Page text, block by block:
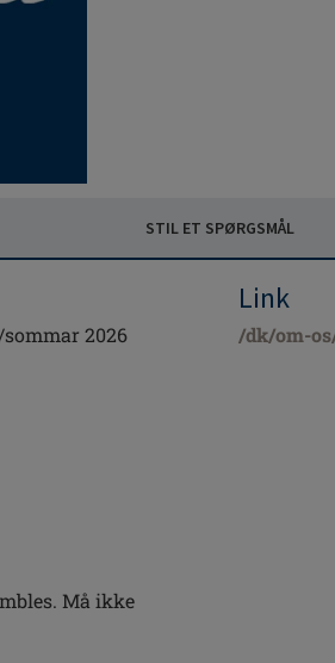
STIL ET SPØRGSMÅL
2026
Må ikke
Link
/dk/om-